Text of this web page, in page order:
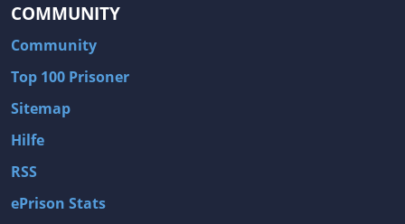
COMMUNITY
Community
Top 100 Prisoner
Sitemap
Hilfe
RSS
ePrison Stats